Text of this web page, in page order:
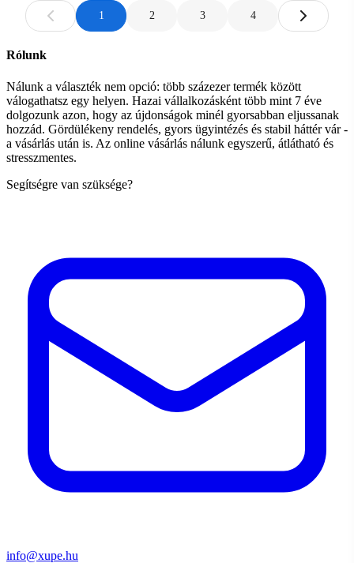
1 2 3 4
Rólunk
Nálunk a választék nem opció: több százezer termék között
válogathatsz egy helyen. Hazai vállalkozásként több mint 7 éve
dolgozunk azon, hogy az újdonságok minél gyorsabban eljussanak
hozzád. Gördülékeny rendelés, gyors ügyintézés és stabil háttér vár -
a vásárlás után is. Az online vásárlás nálunk egyszerű, átlátható és
stresszmentes.
Segítségre van szüksége?
info@xupe.hu